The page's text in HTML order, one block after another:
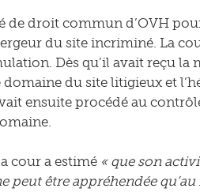
de droit commun d’OVH
du site incriminé. La
Dès qu’il avait reçu la
du site litigieux et
ensuite procédé au
cour a estimé « que son
être appréhendée qu’au